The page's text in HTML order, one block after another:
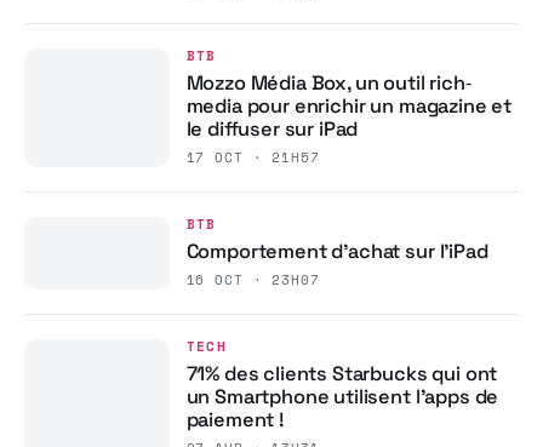
BTB
Mozzo Média Box, un outil rich‐
media pour enrichir un magazine et
le diffuser sur iPad
17 OCT · 21H57
BTB
Comportement d’achat sur l’iPad
16 OCT · 23H07
TECH
71% des clients Starbucks qui ont
un Smartphone utilisent l’apps de
paiement !